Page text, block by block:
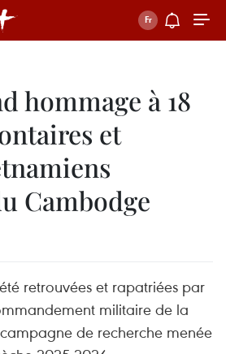
hommage à 18
et
Cambodge
retrouvées et rapatriées par
militaire de la
de recherche menée